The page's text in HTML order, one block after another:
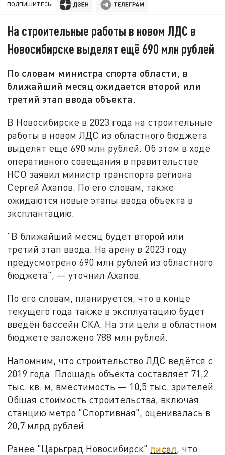
ПОДПИШИТЕСЬ:
На строительные работы в новом ЛДС в
Новосибирске выделят ещё 690 млн рублей
По словам министра спорта области, в
ближайший месяц ожидается второй или
третий этап ввода объекта.
В Новосибирске в 2023 года на строительные
работы в новом ЛДС из областного бюджета
выделят ещё 690 млн рублей. Об этом в ходе
оперативного совещания в правительстве
НСО заявил министр транспорта региона
Сергей Ахапов. По его словам, также
ожидаются новые этапы ввода объекта в
эксплантацию.
"В ближайший месяц будет второй или
третий этап ввода. На арену в 2023 году
предусмотрено 690 млн рублей из областного
бюджета", — уточнил Ахапов.
По его словам, планируется, что в конце
текущего года также в эксплуатацию будет
введён бассейн СКА. На эти цели в областном
бюджете заложено 788 млн рублей.
Напомним, что строительство ЛДС ведётся с
2019 года. Площадь объекта составляет 71,2
тыс. кв. м, вместимость — 10,5 тыс. зрителей.
Общая стоимость строительства, включая
станцию метро "Спортивная", оценивалась в
20,7 млрд рублей.
Ранее "Царьград Новосибирск" писал , что